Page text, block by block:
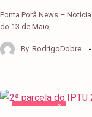
Ponta Porã News –
do 13 de Maio,…
By RodrigoDobre